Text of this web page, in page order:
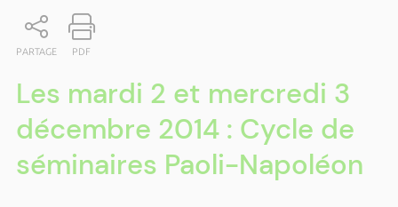
PARTAGE PDF
Les mardi 2 et mercredi 3
décembre 2014 : Cycle de
séminaires Paoli-Napoléon